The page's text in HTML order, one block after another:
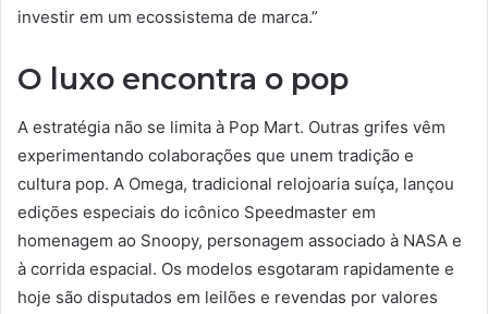
investir em um ecossistema de marca.”
O luxo encontra o pop
A estratégia não se limita à Pop Mart. Outras grifes vêm
experimentando colaborações que unem tradição e
cultura pop. A Omega, tradicional relojoaria suíça, lançou
edições especiais do icônico Speedmaster em
homenagem ao Snoopy, personagem associado à NASA e
à corrida espacial. Os modelos esgotaram rapidamente e
hoje são disputados em leilões e revendas por valores